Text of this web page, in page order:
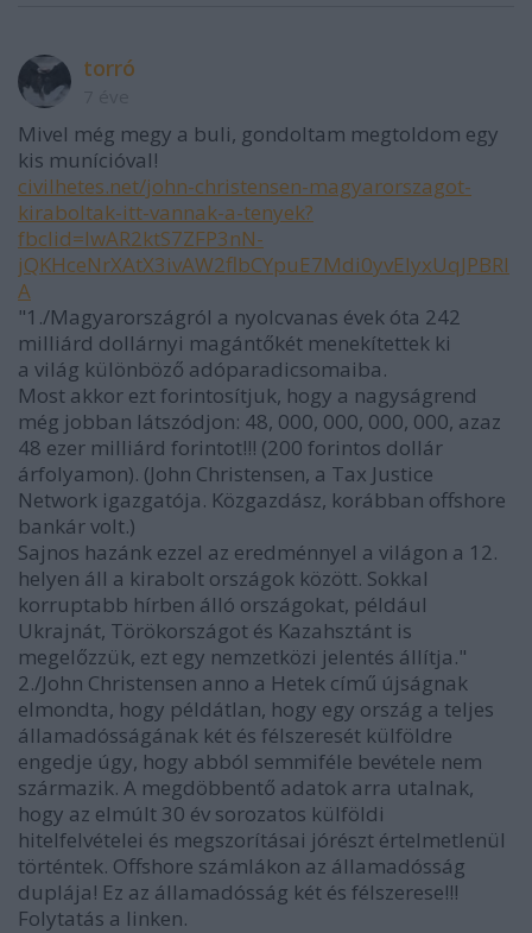
torró
Mivel még megy a buli, gondoltam megtoldom egy
kis munícióval!
civilhetes.net/john-christensen-magyarorszagot-
kiraboltak-itt-vannak-a-tenyek?
fbclid=IwAR2ktS7ZFP3nN-
jQKHceNrXAtX3ivAW2flbCYpuE7Mdi0yvEIyxUqJPBRI
A
"1./Magyarországról a nyolcvanas évek óta 242
milliárd dollárnyi magántőkét menekítettek ki
a világ különböző adóparadicsomaiba.
Most akkor ezt forintosítjuk, hogy a nagyságrend
még jobban látszódjon: 48, 000, 000, 000, 000, azaz
48 ezer milliárd forintot!!! (200 forintos dollár
árfolyamon). (John Christensen, a Tax Justice
Network igazgatója. Közgazdász, korábban offshore
bankár volt.)
Sajnos hazánk ezzel az eredménnyel a világon a 12.
helyen áll a kirabolt országok között. Sokkal
korruptabb hírben álló országokat, például
Ukrajnát, Törökországot és Kazahsztánt is
megelőzzük, ezt egy nemzetközi jelentés állítja."
2./John Christensen anno a Hetek című újságnak
elmondta, hogy példátlan, hogy egy ország a teljes
államadósságának két és félszeresét külföldre
engedje úgy, hogy abból semmiféle bevétele nem
származik. A megdöbbentő adatok arra utalnak,
hogy az elmúlt 30 év sorozatos külföldi
hitelfelvételei és megszorításai jórészt értelmetlenül
történtek. Offshore számlákon az államadósság
duplája! Ez az államadósság két és félszerese!!!
Folytatás a linken.